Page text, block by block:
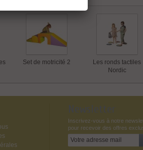
Set de motricité 2
Les ronds tactiles
Nordic
Newsletter
Inscrivez-vous à notre
pour recevoir des offres